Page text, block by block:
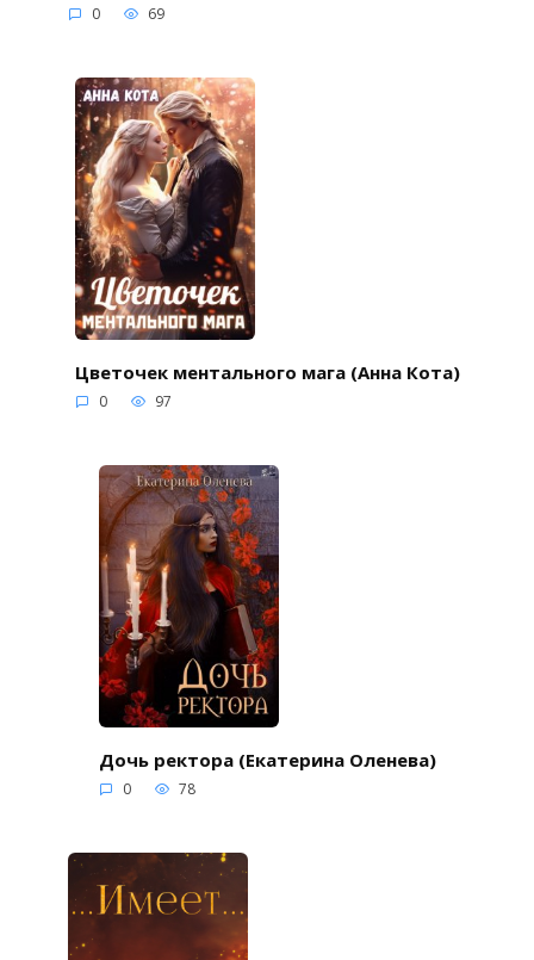
0 69
Цветочек ментального мага (Анна Кота)
0 97
Дочь ректора (Екатерина Оленева)
0 78